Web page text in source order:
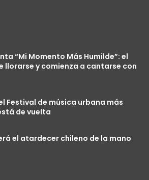
“Mi Momento Más Humilde”: el
llorarse y comienza a cantarse con
Festival de música urbana más
de vuelta
el atardecer chileno de la mano